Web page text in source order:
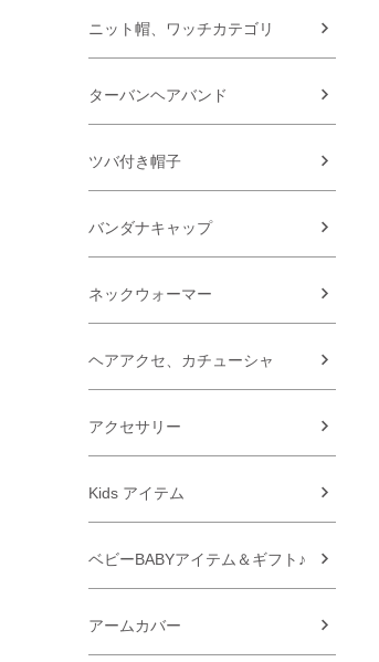
ニット帽、ワッチカテゴリ
ターバンヘアバンド
ツバ付き帽子
バンダナキャップ
ネックウォーマー
ヘアアクセ、カチューシャ
アクセサリー
Kids アイテム
ベビーBABYアイテム＆ギフト♪
アームカバー